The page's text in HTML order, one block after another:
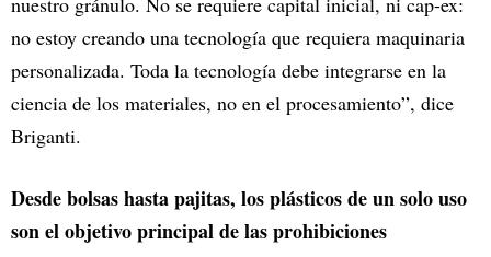
no estoy creando una tecnología que requiera maquinaria
personalizada. Toda la tecnología debe integrarse en la
ciencia de los materiales, no en el procesamiento”, dice
Briganti.
Desde bolsas hasta pajitas, los plásticos de un solo uso
son el objetivo principal de las prohibiciones